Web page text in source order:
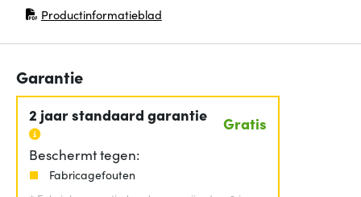
Productinformatieblad
(opent in nieuw venster)
Garantie
2 jaar standaard garantie Gratis
Beschermt tegen:
Fabricagefouten